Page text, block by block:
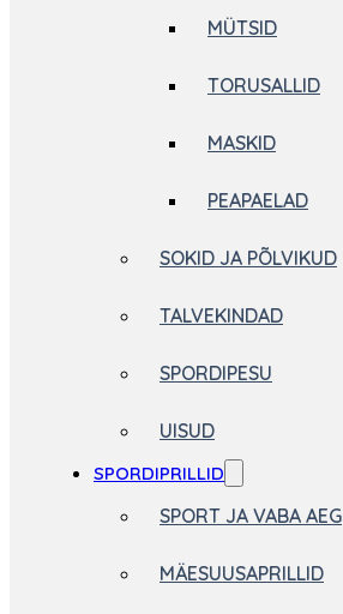
MÜTSID
TORUSALLID
MASKID
PEAPAELAD
SOKID JA PÕLVIKUD
TALVEKINDAD
SPORDIPESU
UISUD
SPORDIPRILLID
SPORT JA VABA AEG
MÄESUUSAPRILLID